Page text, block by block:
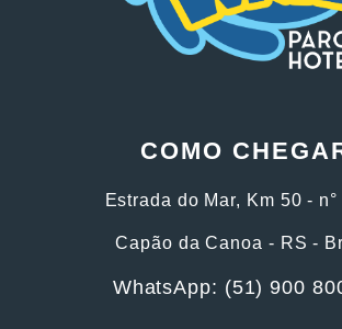
COMO
Estrada do Mar, Km 50 -
Capão da Canoa - RS -
WhatsApp: (51) 900